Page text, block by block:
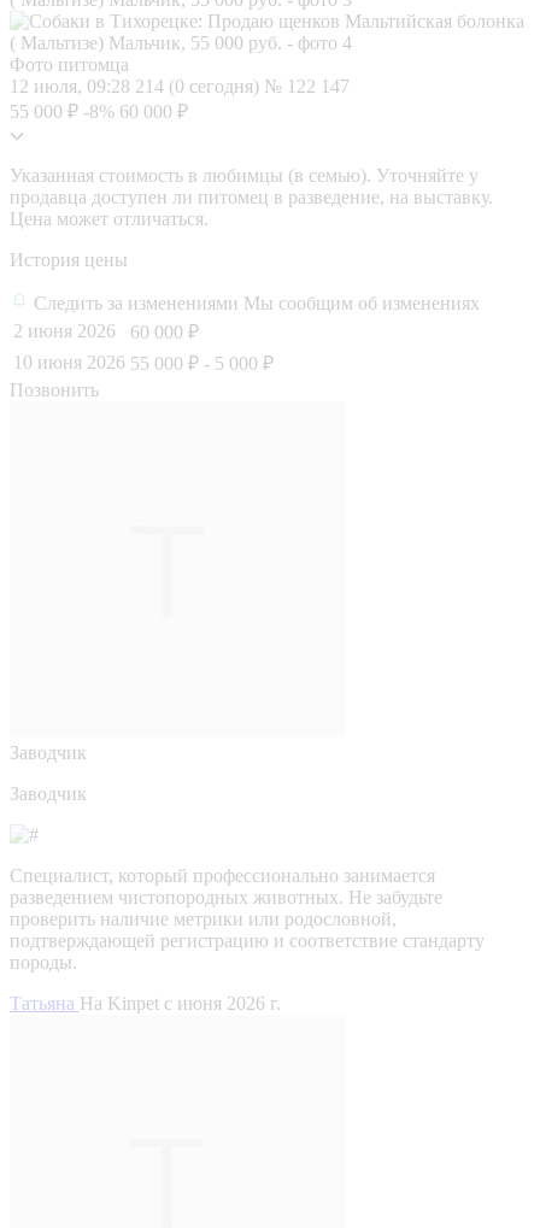
Фото питомца
12 июля, 09:28 214 (0 сегодня) № 122 147
55 000 ₽ -8% 60 000 ₽
Указанная стоимость в любимцы (в семью). Уточняйте у
продавца доступен ли питомец в разведение, на выставку.
Цена может отличаться.
История цены
Следить за изменениями Мы сообщим об изменениях
2 июня 2026
60 000 ₽
10 июня 2026 55 000 ₽ - 5 000 ₽
Позвонить
Заводчик
Заводчик
Специалист, который профессионально занимается
разведением чистопородных животных. Не забудьте
проверить наличие метрики или родословной,
подтверждающей регистрацию и соответствие стандарту
породы.
Татьяна На Kinpet c июня 2026 г.